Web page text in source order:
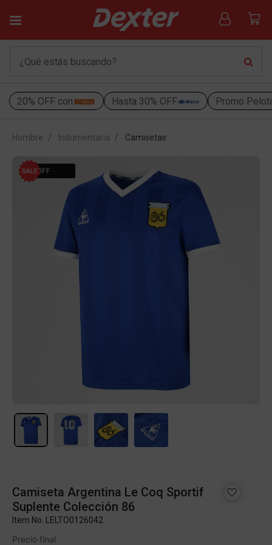
20% OFF con Hasta 30% OFF Promo
Hombre Indumentaria Camisetas
9% OFF
Camiseta Argentina Le Coq Sportif
Suplente Colección 86
Item No. LELTO0126042
Precio final